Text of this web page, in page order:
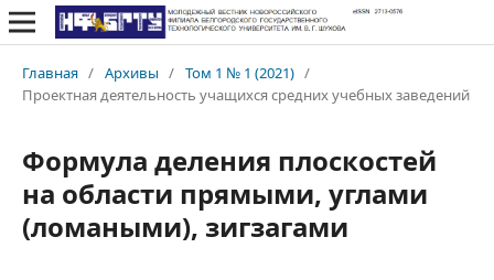
Главная / Архивы / Том 1 № 1 (2021) /
Проектная деятельность учащихся средних учебных заведений
Формула деления плоскостей
на области прямыми, углами
(ломаными), зигзагами